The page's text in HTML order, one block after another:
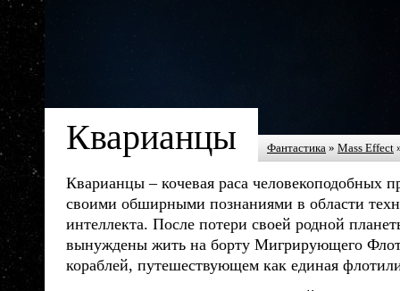
Кварианцы Фантастика » Mass Effect
Кварианцы – кочевая раса человекоподобных
своими обширными познаниями в области
интеллекта. После потери своей родной
вынуждены жить на борту Мигрирующего
кораблей, путешествующем как единая